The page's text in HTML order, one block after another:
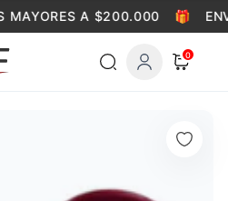
MAYORES A $200.000 🎁
0